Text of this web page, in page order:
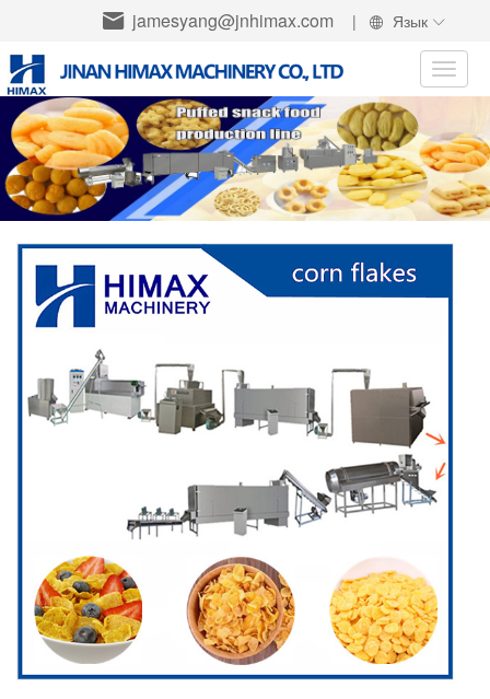
jamesyang@jnhimax.com | Язык
Toggle